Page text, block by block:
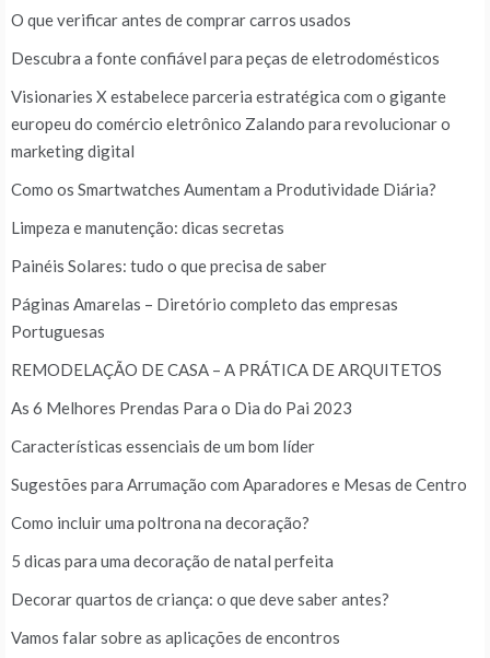
O que verificar antes de comprar carros usados
Descubra a fonte confiável para peças de eletrodomésticos
Visionaries X estabelece parceria estratégica com o gigante
europeu do comércio eletrônico Zalando para revolucionar o
marketing digital
Como os Smartwatches Aumentam a Produtividade Diária?
Limpeza e manutenção: dicas secretas
Painéis Solares: tudo o que precisa de saber
Páginas Amarelas – Diretório completo das empresas
Portuguesas
REMODELAÇÃO DE CASA – A PRÁTICA DE ARQUITETOS
As 6 Melhores Prendas Para o Dia do Pai 2023
Características essenciais de um bom líder
Sugestões para Arrumação com Aparadores e Mesas de Centro
Como incluir uma poltrona na decoração?
5 dicas para uma decoração de natal perfeita
Decorar quartos de criança: o que deve saber antes?
Vamos falar sobre as aplicações de encontros